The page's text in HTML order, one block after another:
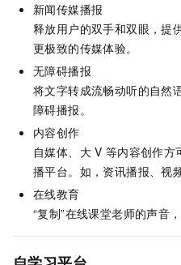
新闻传媒播报
释放用户的双手和双眼，提
更极致的传媒体验。
无障碍播报
将文字转成流畅动听的自然
障碍播报。
内容创作
自媒体、大 V 等内容创作方
播平台。如，资讯播报、视
在线教育
“复制”在线课堂老师的声音